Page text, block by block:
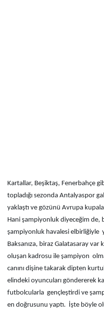
Kartallar, Beşiktaş, Fenerbahçe
topladığı sezonda Antalyaspor
yaklaştı ve gözünü Avrupa
Hani şampiyonluk diyeceğim de,
şampiyonluk havalesi elbirliğiyle
Baksanıza, biraz Galatasaray var
oluşan kadrosu ile şampiyon
canını dişine takarak dipten
elindeki oyuncuları göndererek
futbolcularla gençleştirdi ve
en doğrusunu yaptı. İşte böyle